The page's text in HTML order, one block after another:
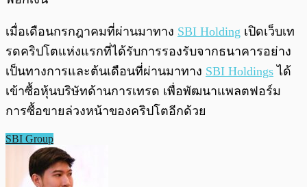
เมื่อเดือนกรกฎาคมที่ผ่านมาทาง SBI Holding เปิดเว็บเท
รดคริปโตแห่งแรกที่ได้รับการรองรับจากธนาคารอย่าง
เป็นทางการและต้นเดือนที่ผ่านมาทาง SBI Holdings ได้
เข้าซื้อหุ้นบริษัทด้านการเทรด เพื่อพัฒนาแพลตฟอร์ม
การซื้อขายล่วงหน้าของคริปโตอีกด้วย
SBI Group